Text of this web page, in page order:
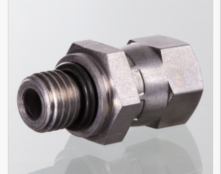
Трехмерная модель